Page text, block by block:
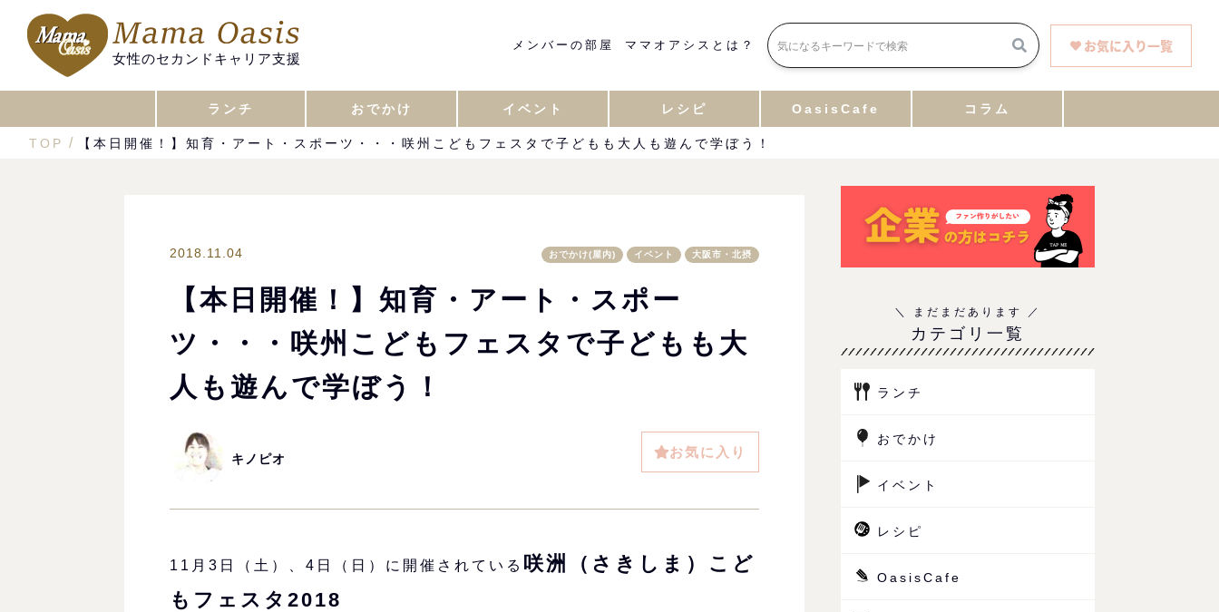
女性のセカンドキャリア支援
メンバーの部屋 ママオアシスとは？ お気に入り一覧
ランチ おでかけ イベント レシピ OasisCafe コラム
TOP 【本日開催！】知育・アート・スポーツ・・・咲州こどもフェスタで子どもも大人も遊んで学ぼう！
2018.11.04 おでかけ(屋内) イベント 大阪市・北摂
【本日開催！】知育・アート・スポー
ツ・・・咲州こどもフェスタで子どもも大
人も遊んで学ぼう！
キノピオ お気に入り
11月3日（土）、4日（日）に開催されている 咲洲（さきしま）こど
もフェスタ2018
カテゴリ一覧
ランチ
おでかけ
イベント
レシピ
OasisCafe